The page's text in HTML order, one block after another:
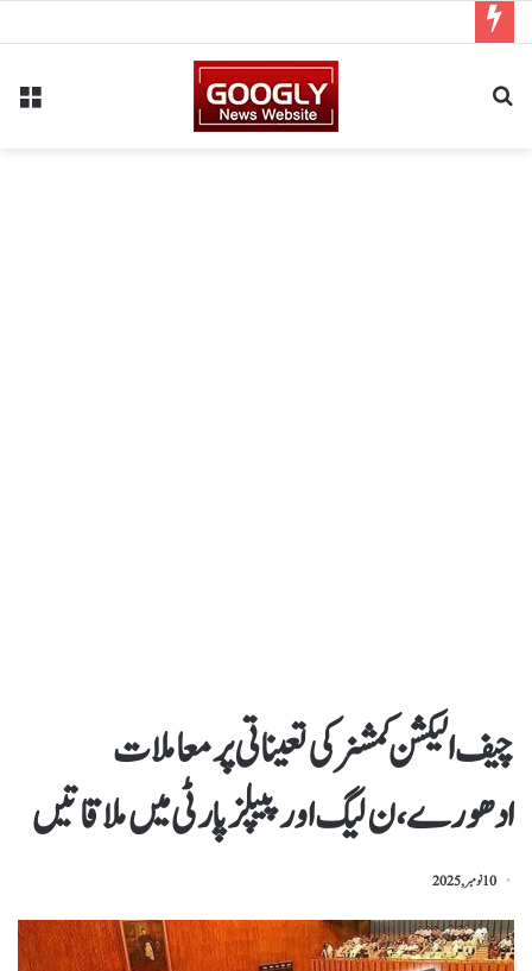
چیف الیکشن کمشنر کی تعیناتی پر معاملات
ادھورے ، ن لیگ اور پیپلز پارٹی میں ملاقاتیں
10 نومبر, 2025